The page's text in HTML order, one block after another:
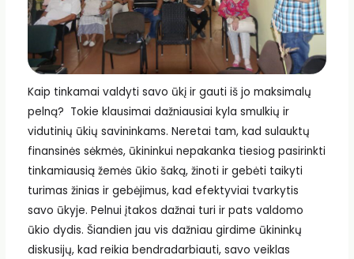
Kaip tinkamai valdyti savo ūkį ir gauti iš jo maksimalų
pelną? Tokie klausimai dažniausiai kyla smulkių ir
vidutinių ūkių savininkams. Neretai tam, kad sulauktų
finansinės sėkmės, ūkininkui nepakanka tiesiog pasirinkti
tinkamiausią žemės ūkio šaką, žinoti ir gebėti taikyti
turimas žinias ir gebėjimus, kad efektyviai tvarkytis
savo ūkyje. Pelnui įtakos dažnai turi ir pats valdomo
ūkio dydis. Šiandien jau vis dažniau girdime ūkininkų
diskusijų, kad reikia bendradarbiauti, savo veiklas